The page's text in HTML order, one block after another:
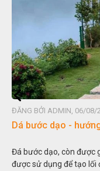
chọn lựa
đá bước dặm, là loại đá
sân vườn. Đá này